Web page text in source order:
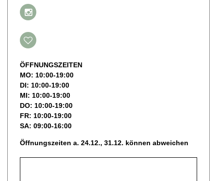
ÖFFNUNGSZEITEN
MO: 10:00-19:00
DI: 10:00-19:00
MI: 10:00-19:00
DO: 10:00-19:00
FR: 10:00-19:00
SA: 09:00-16:00
Öffnungszeiten a. 24.12., 31.12. können abweichen